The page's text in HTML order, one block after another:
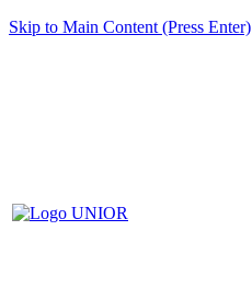
Skip to Main Content (Press Enter)